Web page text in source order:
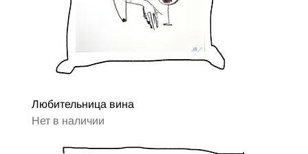
Любительница вина
Нет в наличии